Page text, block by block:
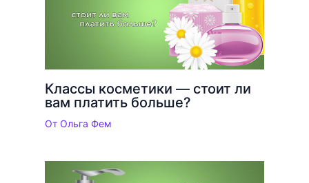
Классы косметики — стоит ли
вам платить больше?
От Ольга Фем